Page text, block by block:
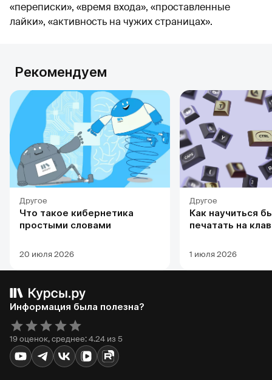
«переписки», «время входа», «проставленные
лайки», «активность на чужих страницах».
Рекомендуем
Другое
Что такое кибернетика
простыми словами
20 июля 2026
Другое
Как научиться
печатать на
1 июля 2026
Информация была полезна?
19 оценок, среднее: 4.24 из 5